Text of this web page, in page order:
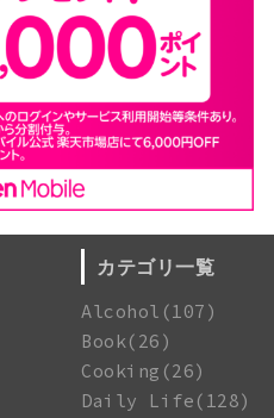
カテゴリ一覧
Alcohol(107)
Book(26)
Cooking(26)
Daily Life(128)